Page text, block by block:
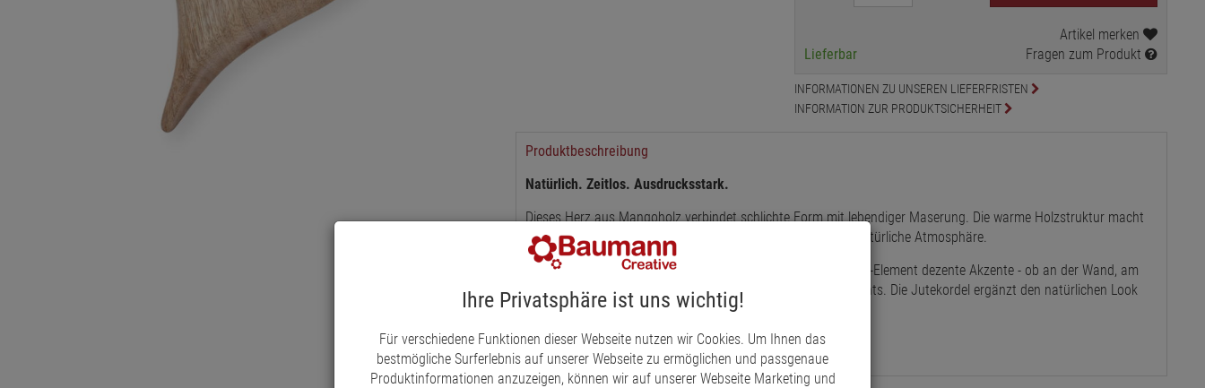
Lieferbar
Artikel merken
Fragen zum Produkt
INFORMATIONEN ZU UNSEREN LIEFERFRISTEN
INFORMATION ZUR PRODUKTSICHERHEIT
Produktbeschreibung
Natürlich. Zeitlos. Ausdrucksstark.
Dieses Herz aus Mangoholz verbindet schlichte Form mit lebendiger Maserung. Die warme Holzstruktur macht
jedes Stück einzigartig und verleiht dem Raum eine ruhige, natürliche Atmosphäre.
Mit einer Größe von 15 x 11 x 2,5 Zentimetern setzt das Deko-Element dezente Akzente - ob an der Wand, am
Fenster oder als liebevolles Detail in bestehenden Arrangements. Die Jutekordel ergänzt den natürlichen Look
und sorgt für eine unkomplizierte Aufhängung.
Ein Stück Natur für ein stilvolles Zuhause.
Ihre Privatsphäre ist uns wichtig!
Für verschiedene Funktionen dieser Webseite nutzen wir Cookies. Um Ihnen das
bestmögliche Surferlebnis auf unserer Webseite zu ermöglichen und passgenaue
Produktinformationen anzuzeigen, können wir auf unserer Webseite Marketing und